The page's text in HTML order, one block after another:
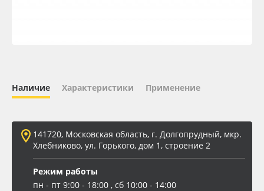
ПЭТ бэклит
Вспененный ПВХ
Наличие Характеристики Применение
141720, Московская область, г. Долгопрудный, мкр.
Хлебниково, ул. Горького, дом 1, строение 2
Режим работы
пн - пт 9:00 - 18:00 , сб 10:00 - 14:00